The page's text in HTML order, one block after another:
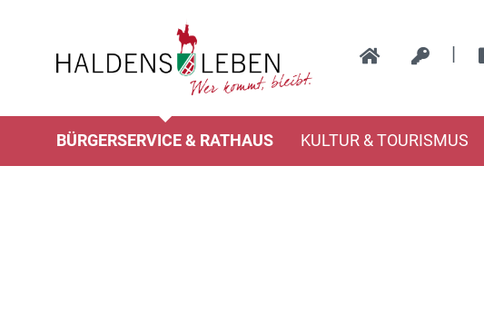
|
BÜRGERSERVICE & RATHAUS KULTUR & TOURISMUS